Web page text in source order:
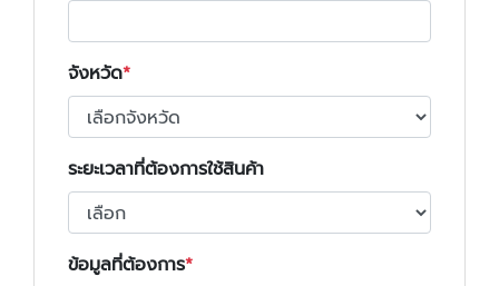
จังหวัด
ระยะเวลาที่ต้องการใช้สินค้า
ข้อมูลที่ต้องการ